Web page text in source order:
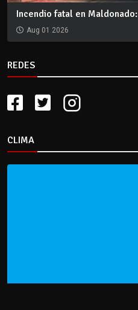
Incendio fatal en
Aug 01 2026
REDES
CLIMA